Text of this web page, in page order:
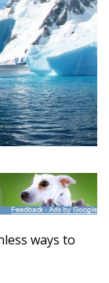
ways to